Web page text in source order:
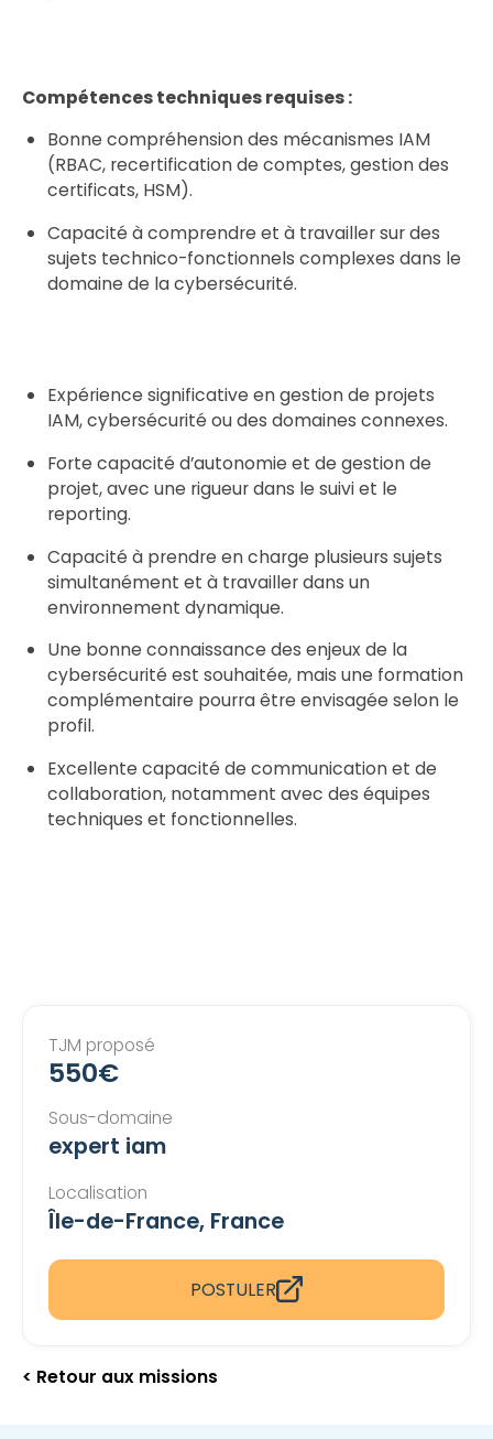
Compétences techniques requises :
Bonne compréhension des mécanismes IAM
(RBAC, recertification de comptes, gestion des
certificats, HSM).
Capacité à comprendre et à travailler sur des
sujets technico-fonctionnels complexes dans le
domaine de la cybersécurité.
Expérience significative en gestion de projets
IAM, cybersécurité ou des domaines connexes.
Forte capacité d’autonomie et de gestion de
projet, avec une rigueur dans le suivi et le
reporting.
Capacité à prendre en charge plusieurs sujets
simultanément et à travailler dans un
environnement dynamique.
Une bonne connaissance des enjeux de la
cybersécurité est souhaitée, mais une formation
complémentaire pourra être envisagée selon le
profil.
Excellente capacité de communication et de
collaboration, notamment avec des équipes
techniques et fonctionnelles.
TJM proposé
550€
Sous-domaine
expert iam
Localisation
Île-de-France, France
POSTULER
< Retour aux missions